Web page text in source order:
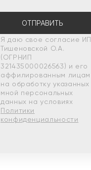
ОТПРАВИТЬ
Я даю свое согласие ИП
Тишеновской О.А.
(ОГРНИП
321435000026563) и его
аффилированным лицам
на обработку указанных
мной персональных
данных на условиях
Политики
конфиденциальности